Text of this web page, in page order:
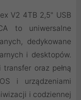
V2 4TB 2,5" USB
to uniwersalne
dedykowane
i desktopów.
oraz pełną
i urządzeniami
i codziennej